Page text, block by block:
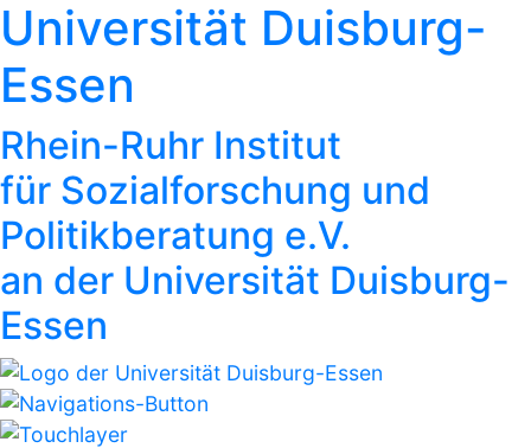
Universität Duisburg-
Essen
Rhein-Ruhr Institut
für Sozialforschung und
Politikberatung e.V.
an der Universität Duisburg-
Essen